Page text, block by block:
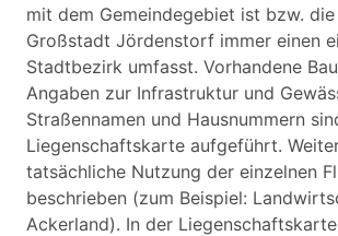
mit dem Gemeindegebiet ist bzw.
Großstadt Jördenstorf immer einen
Stadtbezirk umfasst. Vorhandene
Angaben zur Infrastruktur und
Straßennamen und Hausnummern
Liegenschaftskarte aufgeführt.
tatsächliche Nutzung der einzelnen
beschrieben (zum Beispiel:
Ackerland). In der